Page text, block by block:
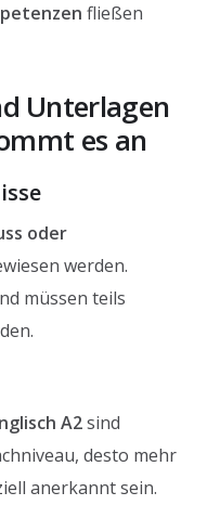
fließen
Unterlagen
es an
oder
werden.
müssen teils
A2sind
desto mehr
anerkannt sein.